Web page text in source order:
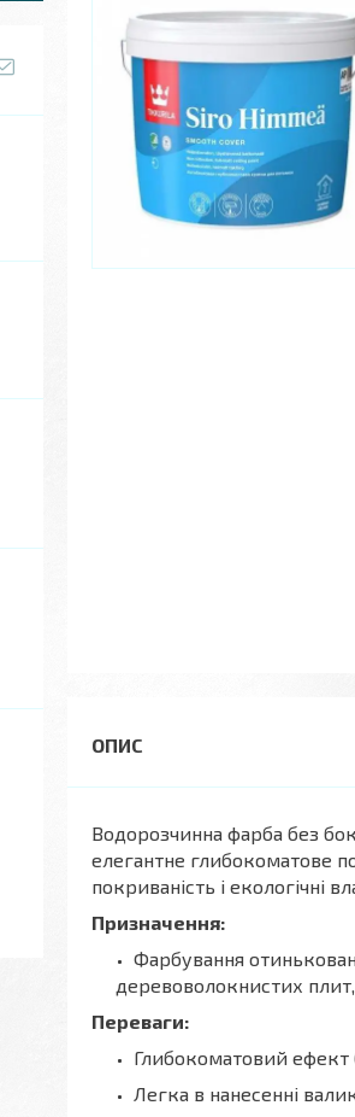
Водорозчинна фарба без
елегантне глибокоматове
покриваність і екологічні
Призначення:
Фарбування
деревоволокнистих
Переваги:
Глибокоматовий ефект
Легка в нанесенні